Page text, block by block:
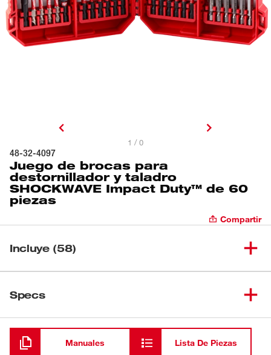
1 / 0
48-32-4097
Juego de brocas para
destornillador y taladro
SHOCKWAVE Impact Duty™ de 60
piezas
Compartir
Incluye (58)
(1) Llave para tuercas de inserción
de 1/4"
Specs
Cargando
Manuales Lista De Piezas